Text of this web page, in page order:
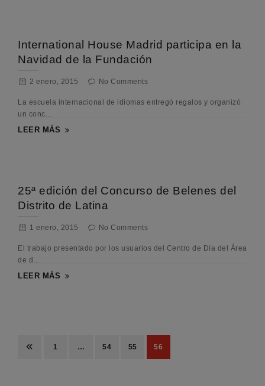
International House Madrid participa en la
Navidad de la Fundación
2 enero, 2015 No Comments
La escuela internacional de idiomas entregó regalos y organizó
un conc...
LEER MÁS
25ª edición del Concurso de Belenes del
Distrito de Latina
1 enero, 2015 No Comments
El trabajo presentado por los usuarios del Centro de Día del Área
de d...
LEER MÁS
1 … 54 55 56